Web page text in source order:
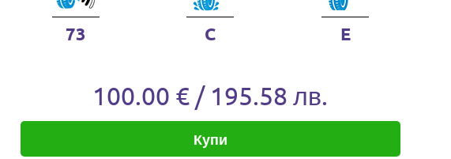
73 C E
100.00 € / 195.58 лв.
Купи